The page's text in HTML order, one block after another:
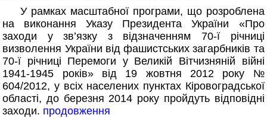
У рамках масштабної програми, що розроблена
на виконання Указу Президента України «Про
заходи у зв’язку з відзначенням 70-ї річниці
визволення України від фашистських загарбників та
70-ї річниці Перемоги у Великій Вітчизняній війні
1941-1945 років» від 19 жовтня 2012 року №
604/2012, у всіх населених пунктах Кіровоградської
області, до березня 2014 року пройдуть відповідні
заходи. продовження